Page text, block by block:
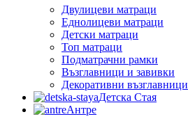
Двулицеви матраци
Еднолицеви матраци
Детски матраци
Топ матраци
Подматрачни рамки
Възглавници и завивки
Декоративни възглавници
Детска Стая
Антре